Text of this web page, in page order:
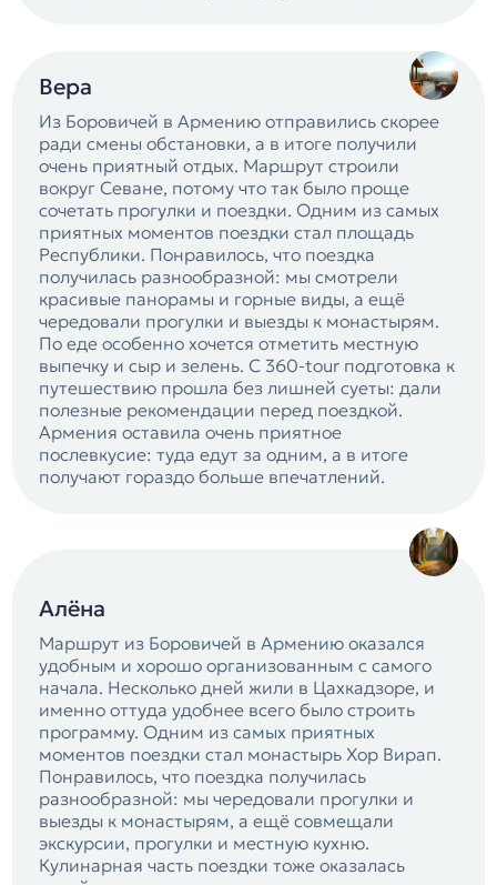
Вера
Из Боровичей в Армению отправились скорее
ради смены обстановки, а в итоге получили
очень приятный отдых. Маршрут строили
вокруг Севане, потому что так было проще
сочетать прогулки и поездки. Одним из самых
приятных моментов поездки стал площадь
Республики. Понравилось, что поездка
получилась разнообразной: мы смотрели
красивые панорамы и горные виды, а ещё
чередовали прогулки и выезды к монастырям.
По еде особенно хочется отметить местную
выпечку и сыр и зелень. С 360-tour подготовка к
путешествию прошла без лишней суеты: дали
полезные рекомендации перед поездкой.
Армения оставила очень приятное
послевкусие: туда едут за одним, а в итоге
получают гораздо больше впечатлений.
Алёна
Маршрут из Боровичей в Армению оказался
удобным и хорошо организованным с самого
начала. Несколько дней жили в Цахкадзоре, и
именно оттуда удобнее всего было строить
программу. Одним из самых приятных
моментов поездки стал монастырь Хор Вирап.
Понравилось, что поездка получилась
разнообразной: мы чередовали прогулки и
выезды к монастырям, а ещё совмещали
экскурсии, прогулки и местную кухню.
Кулинарная часть поездки тоже оказалась